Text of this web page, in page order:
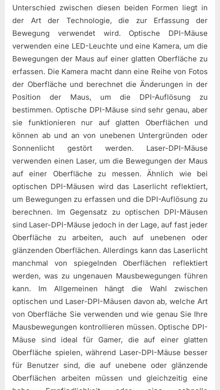
Unterschied zwischen diesen beiden Formen liegt in
der Art der Technologie, die zur Erfassung der
Bewegung verwendet wird. Optische DPI-Mäuse
verwenden eine LED-Leuchte und eine Kamera, um die
Bewegungen der Maus auf einer glatten Oberfläche zu
erfassen. Die Kamera macht dann eine Reihe von Fotos
der Oberfläche und berechnet die Änderungen in der
Position der Maus, um die DPI-Auflösung zu
bestimmen. Optische DPI-Mäuse sind sehr genau, aber
sie funktionieren nur auf glatten Oberflächen und
können ab und an von unebenen Untergründen oder
Sonnenlicht gestört werden. Laser-DPI-Mäuse
verwenden einen Laser, um die Bewegungen der Maus
auf einer Oberfläche zu messen. Ähnlich wie bei
optischen DPI-Mäusen wird das Laserlicht reflektiert,
um Bewegungen zu erfassen und die DPI-Auflösung zu
berechnen. Im Gegensatz zu optischen DPI-Mäusen
sind Laser-DPI-Mäuse jedoch in der Lage, auf fast jeder
Oberfläche zu arbeiten, auch auf unebenen oder
glänzenden Oberflächen. Allerdings kann das Laserlicht
manchmal von spiegelnden Oberflächen reflektiert
werden, was zu ungenauen Mausbewegungen führen
kann. Im Allgemeinen hängt die Wahl zwischen
optischen und Laser-DPI-Mäusen davon ab, welche Art
von Oberfläche Sie verwenden und wie genau Sie Ihre
Mausbewegungen kontrollieren müssen. Optische DPI-
Mäuse sind ideal für Gamer, die auf einer glatten
Oberfläche spielen, während Laser-DPI-Mäuse besser
für Benutzer sind, die auf unebene oder glänzende
Oberflächen arbeiten müssen und gleichzeitig eine